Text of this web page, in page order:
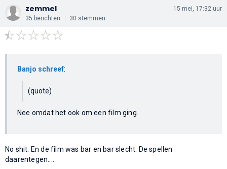
zemmel
35 berichten 30 stemmen
15 mei, 17:32 uur
Banjo schreef:
(quote)
Nee omdat het ook om een film ging.
No shit. En de film was bar en bar slecht. De spellen
daarentegen....